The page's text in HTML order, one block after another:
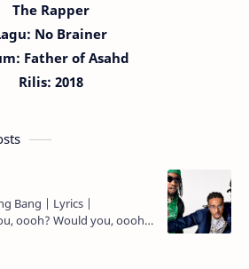
The Rapper
No Brainer
Father of Asahd
Rilis: 2018
Bang | Lyrics |
oooh? Would you, oooh?
this might sound weird to